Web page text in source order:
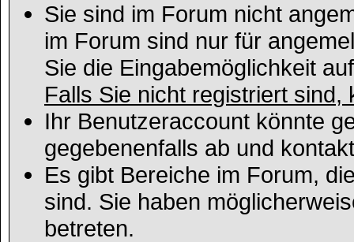
Sie sind im Forum nicht
im Forum sind nur für
Sie die Eingabemöglichkeit
Falls Sie nicht registriert sind,
Ihr Benutzeraccount könnte
gegebenenfalls ab und
Es gibt Bereiche im Forum,
sind. Sie haben
betreten.